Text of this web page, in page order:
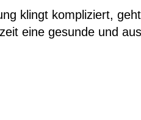
klingt kompliziert,
eine gesunde und